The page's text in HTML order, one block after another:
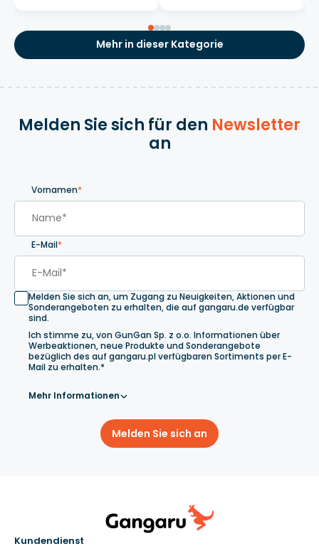
Mehr in dieser Kategorie
Melden Sie sich für den Newsletter
an
Vornamen*
E-Mail*
Melden Sie sich an, um Zugang zu Neuigkeiten, Aktionen und
Sonderangeboten zu erhalten, die auf gangaru.de verfügbar
sind.
Ich stimme zu, von GunGan Sp. z o.o. Informationen über
Werbeaktionen, neue Produkte und Sonderangebote
bezüglich des auf gangaru.pl verfügbaren Sortiments per E-
Mail zu erhalten.*
Mehr Informationen
Melden Sie sich an
Kundendienst